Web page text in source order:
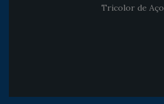
Tricolor de Aço